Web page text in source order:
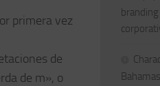
primera vez
de
de m», o
Bahamas